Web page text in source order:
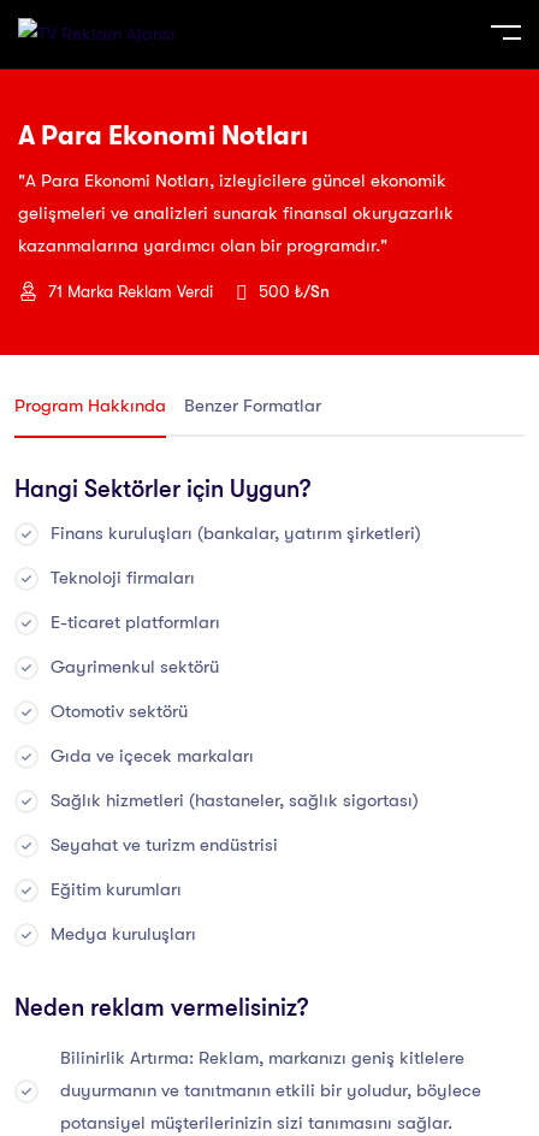
A Para Ekonomi Notları
"A Para Ekonomi Notları, izleyicilere güncel ekonomik
gelişmeleri ve analizleri sunarak finansal okuryazarlık
kazanmalarına yardımcı olan bir programdır."
71 Marka Reklam Verdi 500 ₺/Sn
Program Hakkında Benzer Formatlar
Hangi Sektörler için Uygun?
Finans kuruluşları (bankalar, yatırım şirketleri)
Teknoloji firmaları
E-ticaret platformları
Gayrimenkul sektörü
Otomotiv sektörü
Gıda ve içecek markaları
Sağlık hizmetleri (hastaneler, sağlık sigortası)
Seyahat ve turizm endüstrisi
Eğitim kurumları
Medya kuruluşları
Neden reklam vermelisiniz?
Bilinirlik Artırma: Reklam, markanızı geniş kitlelere
duyurmanın ve tanıtmanın etkili bir yoludur, böylece
potansiyel müşterilerinizin sizi tanımasını sağlar.